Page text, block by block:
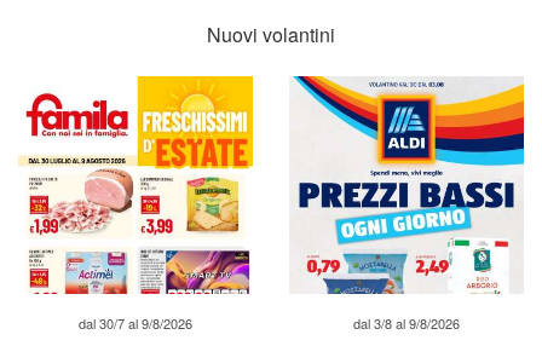
Nuovi volantini
dal 30/7 al 9/8/2026 dal 3/8 al 9/8/2026